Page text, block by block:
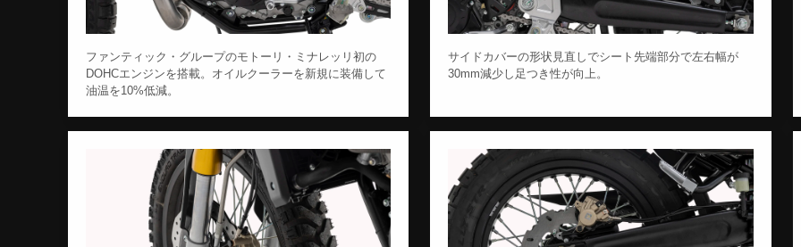
ファンティック・グループのモトーリ・ミナレッリ初の
DOHCエンジンを搭載。オイルクーラーを新規に装備して
油温を10%低減。
サイドカバーの形状見直しでシート先端部分で左右幅が
30mm減少し足つき性が向上。